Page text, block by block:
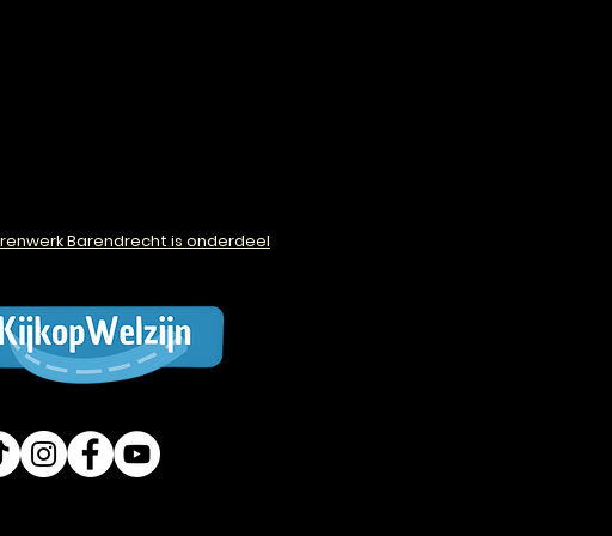
Barendrecht is onderdeel